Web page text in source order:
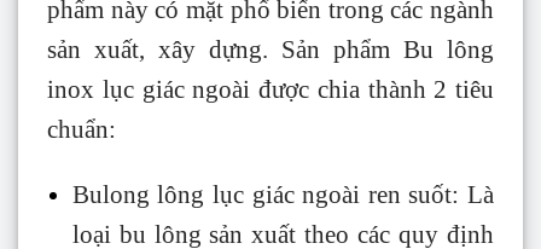
phẩm này có mặt phổ biến trong các ngành
sản xuất, xây dựng. Sản phẩm Bu lông
inox lục giác ngoài được chia thành 2 tiêu
chuẩn:
Bulong lông lục giác ngoài ren suốt: Là
loại bu lông sản xuất theo các quy định